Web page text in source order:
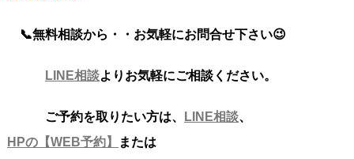
📞無料相談から・・お気軽にお問合せ下さい😉
LINE相談よりお気軽にご相談ください。
ご予約を取りたい方は、 LINE相談、
HPの【WEB予約】
または